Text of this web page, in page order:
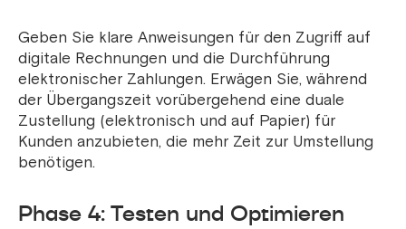
Geben Sie klare Anweisungen für den Zugriff auf
digitale Rechnungen und die Durchführung
elektronischer Zahlungen. Erwägen Sie, während
der Übergangszeit vorübergehend eine duale
Zustellung (elektronisch und auf Papier) für
Kunden anzubieten, die mehr Zeit zur Umstellung
benötigen.
Phase 4: Testen und Optimieren